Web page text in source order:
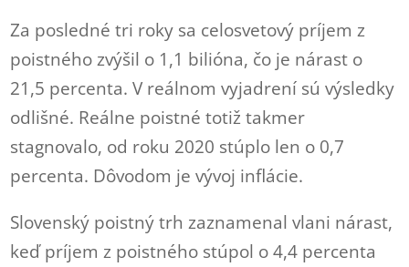
Za posledné tri roky sa celosvetový príjem z
poistného zvýšil o 1,1 bilióna, čo je nárast o
21,5 percenta. V reálnom vyjadrení sú výsledky
odlišné. Reálne poistné totiž takmer
stagnovalo, od roku 2020 stúplo len o 0,7
percenta. Dôvodom je vývoj inflácie.
Slovenský poistný trh zaznamenal vlani nárast,
keď príjem z poistného stúpol o 4,4 percenta